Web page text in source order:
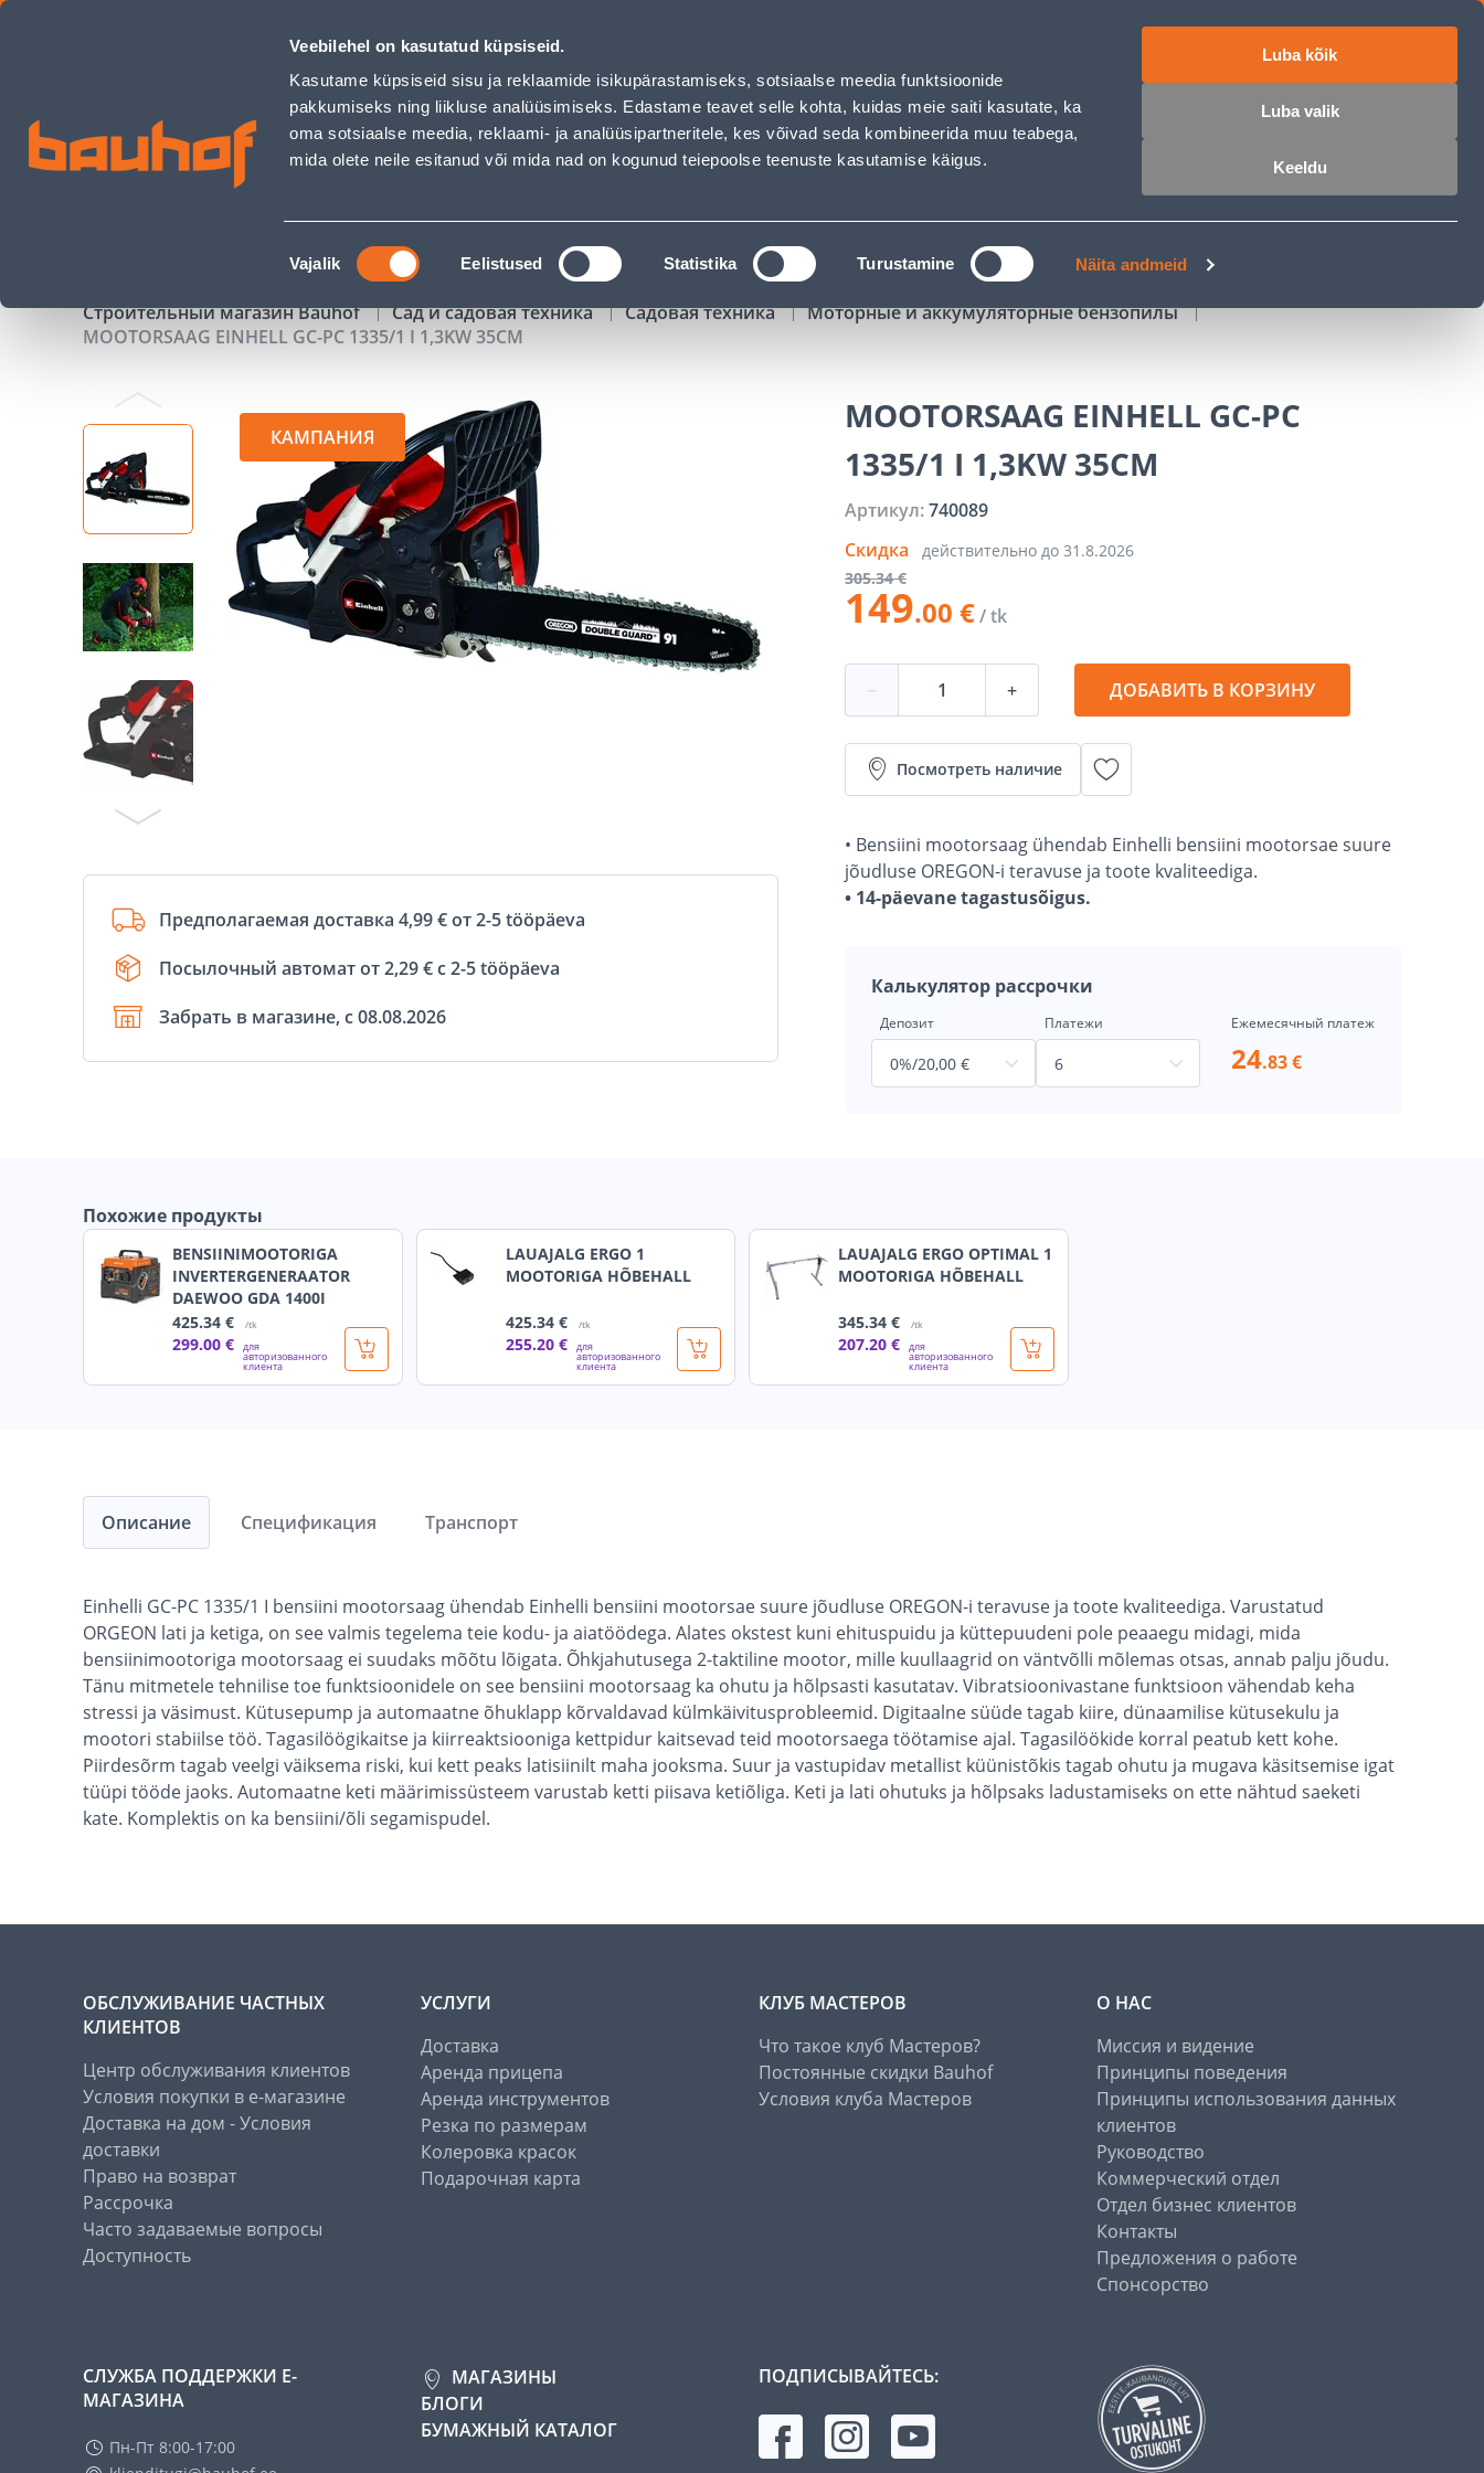
Veebilehel on kasutatud küpsiseid.
Kasutame küpsiseid sisu ja reklaamide isikupärastamiseks, sotsiaalse meedia funktsioonide
pakkumiseks ning liikluse analüüsimiseks. Edastame teavet selle kohta, kuidas meie saiti kasutate, ka
oma sotsiaalse meedia, reklaami- ja analüüsipartneritele, kes võivad seda kombineerida muu teabega,
mida olete neile esitanud või mida nad on kogunud teiepoolse teenuste kasutamise käigus.
Nõusoleku
valik
Vajalik Eelistused Statistika Turustamine Näita andmeid
Luba kõik
Luba valik
Keeldu
MOOTORSAAG EINHELL GC-PC 1335/1 I 1,3KW 35CM - Bauhof has loaded
Обслуживание бизнес-клиентов Обслуживание частных клиентов Услуги Предложения о работе
ПОИСК
АКЦИИ КАТАЛОГИ АРЕНДА ИНСТРУМЕНТОВ РАССРОЧКА
Строительный магазин Bauhof Сад и садовая техника Садовая техника
Моторные и аккумуляторные бензопилы
MOOTORSAAG EINHELL GC-PC 1335/1 I 1,3KW 35CM
КАМПАНИЯ
Предполагаемая доставка 4,99 € от 2-5 tööpäeva
Посылочный автомат от 2,29 € с 2-5 tööpäeva
Забрать в магазине, с 08.08.2026
MOOTORSAAG EINHELL GC-PC
1335/1 I 1,3KW 35CM
Артикул:740089
Скидка
действительно до 31.8.2026
305.34 €
149.00 €/ tk
− + ДОБАВИТЬ В КОРЗИНУ
Посмотреть наличие
• Bensiini mootorsaag ühendab Einhelli bensiini mootorsae suure
jõudluse OREGON-i teravuse ja toote kvaliteediga.
• 14-päevane tagastusõigus.
Калькулятор рассрочки
Депозит Платежи Ежемесячный платеж
24.83 €
Похожие продукты
BENSIINIMOOTORIGA
INVERTERGENERAATOR
DAEWOO GDA 1400I
425.34 € /tk
299.00 € для
авторизованного
клиента
LAUAJALG ERGO 1
MOOTORIGA HÕBEHALL
425.34 € /tk
255.20 € для
авторизованного
клиента
LAUAJALG ERGO OPTIMAL 1
MOOTORIGA HÕBEHALL
345.34 € /tk
207.20 € для
авторизованного
клиента
Описание
Einhelli GC-PC 1335/1 I bensiini mootorsaag ühendab Einhelli bensiini mootorsae suure jõudluse OREGON-i teravuse ja toote kvaliteediga. Varustatud
ORGEON lati ja ketiga, on see valmis tegelema teie kodu- ja aiatöödega. Alates okstest kuni ehituspuidu ja küttepuudeni pole peaaegu midagi, mida
bensiinimootoriga mootorsaag ei suudaks mõõtu lõigata. Õhkjahutusega 2-taktiline mootor, mille kuullaagrid on väntvõlli mõlemas otsas, annab palju jõudu.
Tänu mitmetele tehnilise toe funktsioonidele on see bensiini mootorsaag ka ohutu ja hõlpsasti kasutatav. Vibratsioonivastane funktsioon vähendab keha
stressi ja väsimust. Kütusepump ja automaatne õhuklapp kõrvaldavad külmkäivitusprobleemid. Digitaalne süüde tagab kiire, dünaamilise kütusekulu ja
mootori stabiilse töö. Tagasilöögikaitse ja kiirreaktsiooniga kettpidur kaitsevad teid mootorsaega töötamise ajal. Tagasilöökide korral peatub kett kohe.
Piirdesõrm tagab veelgi väiksema riski, kui kett peaks latisiinilt maha jooksma. Suur ja vastupidav metallist küünistõkis tagab ohutu ja mugava käsitsemise igat
tüüpi tööde jaoks. Automaatne keti määrimissüsteem varustab ketti piisava ketiõliga. Keti ja lati ohutuks ja hõlpsaks ladustamiseks on ette nähtud saeketi
kate. Komplektis on ka bensiini/õli segamispudel.
Спецификация Транспорт
ОБСЛУЖИВАНИЕ ЧАСТНЫХ
КЛИЕНТОВ
Центр обслуживания клиентов
Условия покупки в е-магазине
Доставка на дом - Условия
доставки
Право на возврат
Рассрочка
Часто задаваемые вопросы
Доступность
УСЛУГИ
Доставка
Аренда прицепа
Аренда инструментов
Резка по размерам
Колеровка красок
Подарочная карта
КЛУБ МАСТЕРОВ
Что такое клуб Мастеров?
Постоянные скидки Bauhof
Условия клуба Мастеров
О НАС
Миссия и видение
Принципы поведения
Принципы использования данных
клиентов
Руководство
Коммерческий отдел
Отдел бизнес клиентов
Контакты
Предложения о работе
Спонсорство
СЛУЖБА ПОДДЕРЖКИ Е-
МАГАЗИНА
Пн-Пт 8:00-17:00
МАГАЗИНЫ
БЛОГИ
БУМАЖНЫЙ КАТАЛОГ
ПОДПИСЫВАЙТЕСЬ: